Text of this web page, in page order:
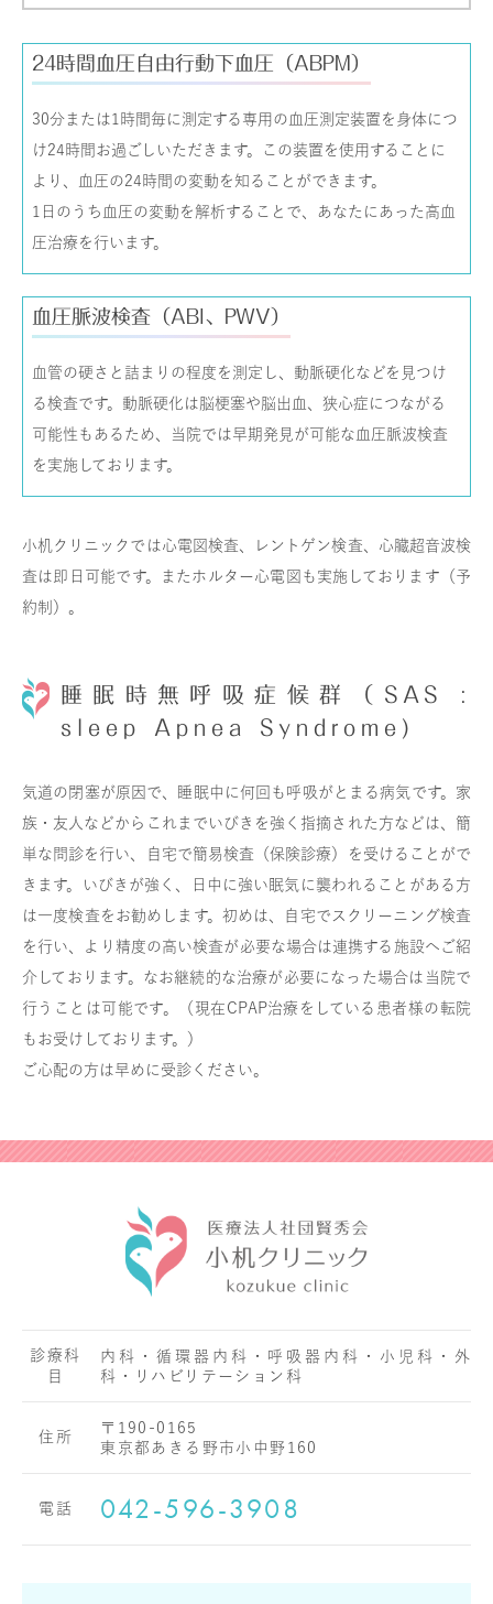
24時間血圧自由行動下血圧（ABPM）
30分または1時間毎に測定する専用の血圧測定装置を身体につ
け24時間お過ごしいただきます。この装置を使用することに
より、血圧の24時間の変動を知ることができます。
1日のうち血圧の変動を解析することで、あなたにあった高血
圧治療を行います。
血圧脈波検査（ABI、PWV）
血管の硬さと詰まりの程度を測定し、動脈硬化などを見つけ
る検査です。動脈硬化は脳梗塞や脳出血、狭心症につながる
可能性もあるため、当院では早期発見が可能な血圧脈波検査
を実施しております。
小机クリニックでは心電図検査、レントゲン検査、心臓超音波検
査は即日可能です。またホルター心電図も実施しております（予
約制）。
睡眠時無呼吸症候群（SAS :
sleep Apnea Syndrome)
気道の閉塞が原因で、睡眠中に何回も呼吸がとまる病気です。家
族・友人などからこれまでいびきを強く指摘された方などは、簡
単な問診を行い、自宅で簡易検査（保険診療）を受けることがで
きます。いびきが強く、日中に強い眠気に襲われることがある方
は一度検査をお勧めします。初めは、自宅でスクリーニング検査
を行い、より精度の高い検査が必要な場合は連携する施設へご紹
介しております。なお継続的な治療が必要になった場合は当院で
行うことは可能です。（現在CPAP治療をしている患者様の転院
もお受けしております。）
ご心配の方は早めに受診ください。
診療科
目
内科・循環器内科・呼吸器内科・小児科・外
科・リハビリテーション科
住所
〒190-0165
東京都あきる野市小中野160
電話 042-596-3908